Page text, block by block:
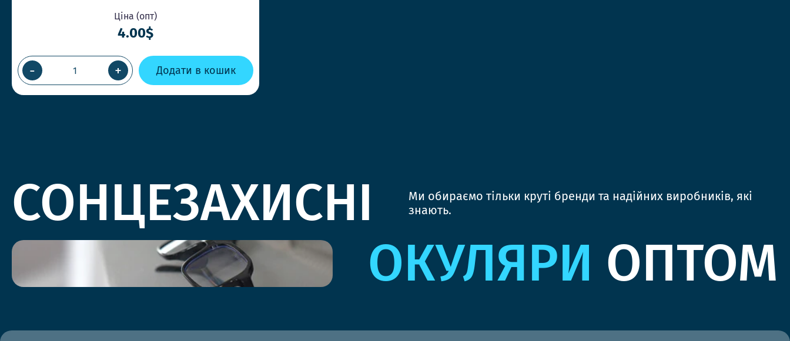
Ціна (опт)
4.00$
- + Додати в кошик
СОНЦЕЗАХИСНІ
Ми обираємо тільки круті бренди та надійних виробників, які
знають.
ОКУЛЯРИ ОПТОМ